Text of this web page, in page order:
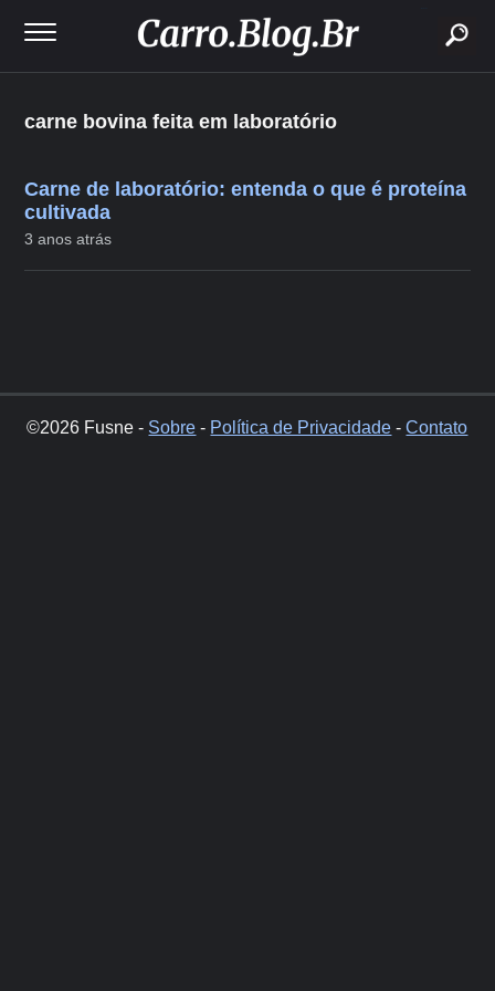
carne bovina feita em laboratório
Carne de laboratório: entenda o que é proteína
cultivada
3 anos atrás
©2026 Fusne - Sobre - Política de Privacidade -Contato